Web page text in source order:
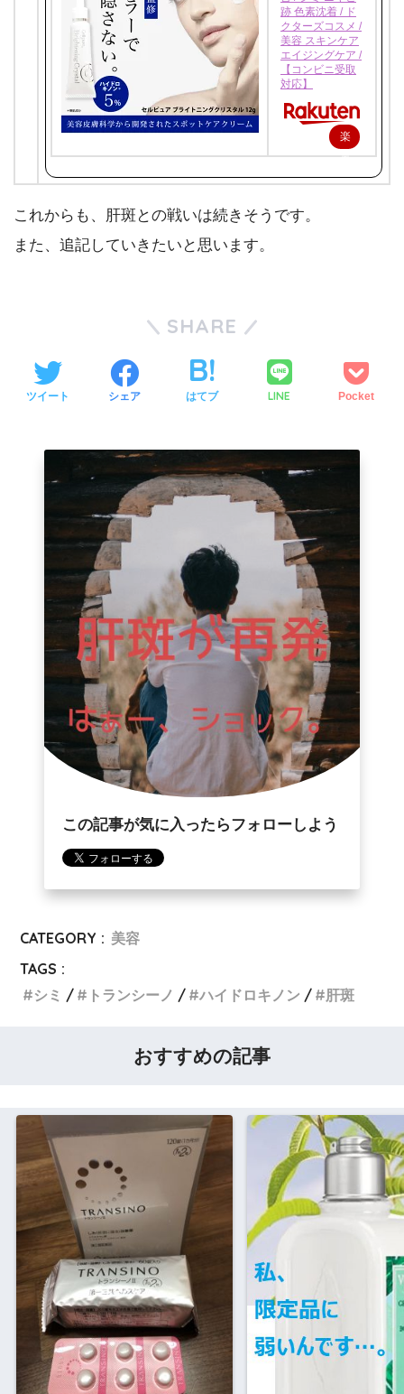
跡 色素沈着 / ド
クターズコスメ /
美容 スキンケア
エイジングケア /
【コンビニ受取
対応】
楽
天
で
これからも、肝斑との戦いは続きそうです。
また、追記していきたいと思います。
SHARE
ツイート シェア はてブ LINE Pocket
この記事が気に入ったらフォローしよう
CATEGORY : 美容
TAGS :
シミ
トランシーノ ハイドロキノン 肝斑
おすすめの記事